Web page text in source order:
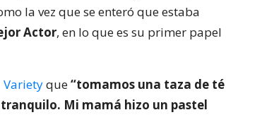
la vez que se enteró que estaba
Actor, en lo que es su primer papel
Varietyque“tomamos una taza de té
Mi mamá hizo un pastel